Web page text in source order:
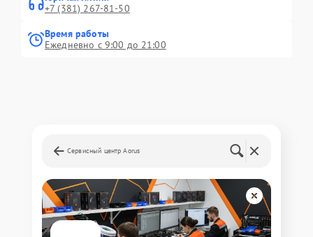
+7 (381) 267-81-50
Время работы
Ежедневно с 9:00 до 21:00
Сервисный центр Aorus